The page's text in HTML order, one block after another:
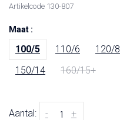
Artikelcode 130-807
Maat :
100/5 110/6 120/8
150/14
160/15+
Aantal: +
-